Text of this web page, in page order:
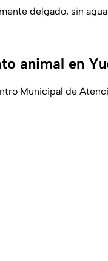
delgado, sin
animal en
Municipal de